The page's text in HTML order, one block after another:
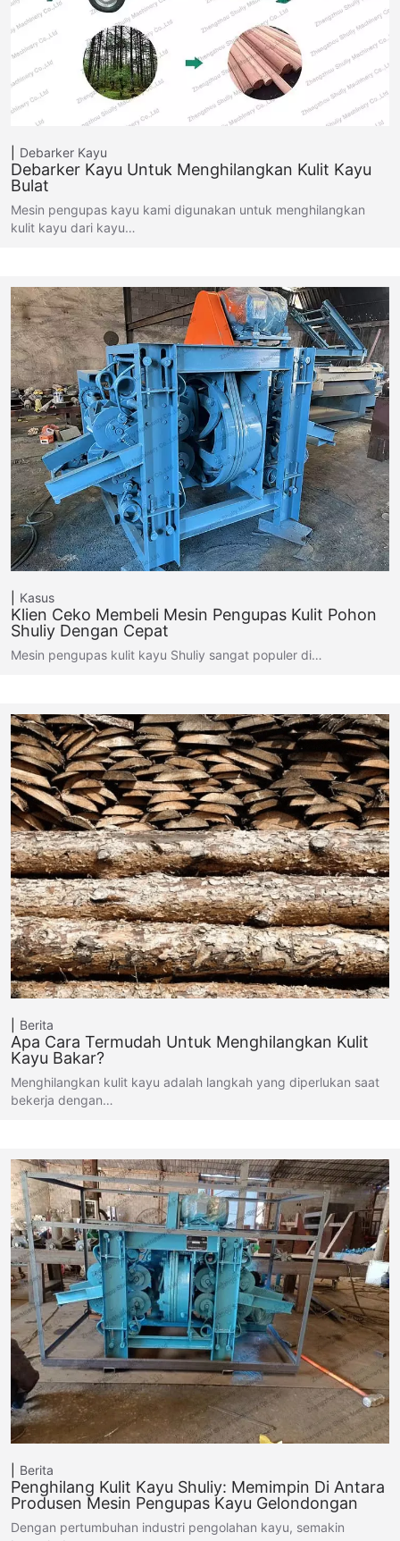
Debarker Kayu
Debarker Kayu Untuk Menghilangkan Kulit Kayu
Bulat
Mesin pengupas kayu kami digunakan untuk menghilangkan
kulit kayu dari kayu…
Kasus
Klien Ceko Membeli Mesin Pengupas Kulit Pohon
Shuliy Dengan Cepat
Mesin pengupas kulit kayu Shuliy sangat populer di…
Berita
Apa Cara Termudah Untuk Menghilangkan Kulit
Kayu Bakar?
Menghilangkan kulit kayu adalah langkah yang diperlukan saat
bekerja dengan…
Berita
Penghilang Kulit Kayu Shuliy: Memimpin Di Antara
Produsen Mesin Pengupas Kayu Gelondongan
Dengan pertumbuhan industri pengolahan kayu, semakin